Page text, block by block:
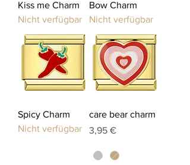
Kiss me Charm
Nicht verfügbar
Bow Charm
Nicht verfügbar
Spicy Charm
Nicht verfügbar
care bear charm
Preis
3,95 €